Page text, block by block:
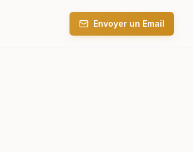
Envoyer un Email